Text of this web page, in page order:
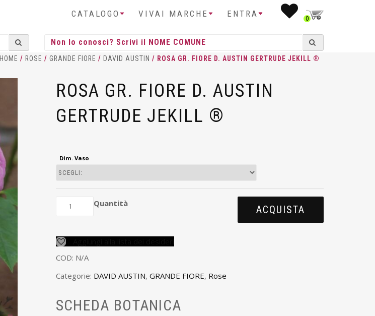
CATALOGO VIVAI MARCHE ENTRA 0
HOME / ROSE / GRANDE FIORE / DAVID AUSTIN / ROSA GR. FIORE D. AUSTIN GERTRUDE JEKILL ®
ROSA GR. FIORE D. AUSTIN
GERTRUDE JEKILL ®
Dim. Vaso
Quantità
ACQUISTA
COD: N/A
Categorie: DAVID AUSTIN, GRANDE FIORE, Rose
SCHEDA BOTANICA